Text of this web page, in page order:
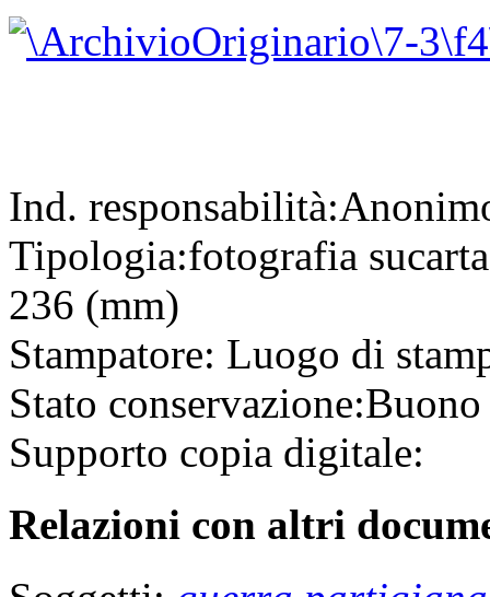
Ind. responsabilità:
Tipologia:fotografia su
236 (mm)
Stampatore: Luogo di
Stato conservazione:Buono
Supporto copia digitale:
Relazioni con altri